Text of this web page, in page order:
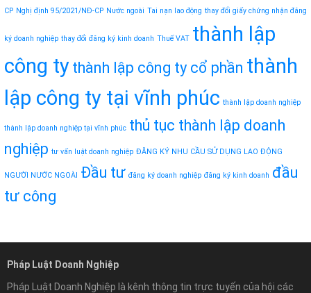
CP Nghị định 95/2021/NĐ-CP Nước ngoài Tai nạn lao động thay đổi giấy chứng nhận đăng
ký doanh nghiệp thay đổi đăng ký kinh doanh Thuế VAT thành lập
công ty thành lập công ty cổ phần thành
lập công ty tại vĩnh phúc thành lập doanh nghiệp
thành lập doanh nghiệp tại vĩnh phúc thủ tục thành lập doanh
nghiệp tư vấn luật doanh nghiệp ĐĂNG KÝ NHU CẦU SỬ DỤNG LAO ĐỘNG
NGƯỜI NƯỚC NGOÀI Đầu tư đăng ký doanh nghiệp đăng ký kinh doanh đầu
tư công
Pháp Luật Doanh Nghiệp
Pháp Luật Doanh Nghiệp là kênh thông tin trực tuyến của hội các